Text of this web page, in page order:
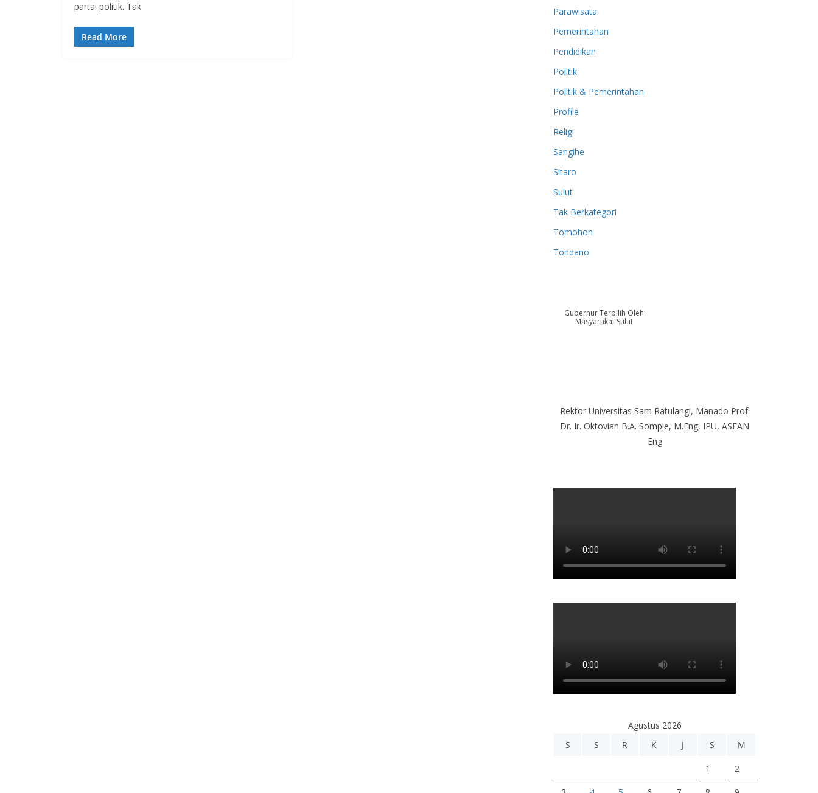
partai politik. Tak
Read More
Parawisata
Pemerintahan
Pendidikan
Politik
Politik & Pemerintahan
Profile
Religi
Sangihe
Sitaro
Sulut
Tak Berkategori
Tomohon
Tondano
Gubernur Terpilih Oleh
Masyarakat Sulut
Rektor Universitas Sam Ratulangi, Manado Prof.
Dr. Ir. Oktovian B.A. Sompie, M.Eng, IPU, ASEAN
Eng
Agustus 2026
S
S R K J S M
1 2